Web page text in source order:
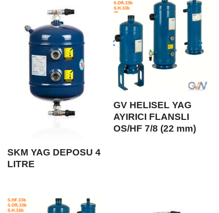
SKM YAG DEPOSU 4
LITRE
GV HELISEL YAG
AYIRICI FLANSLI
OS/HF 7/8 (22 mm)